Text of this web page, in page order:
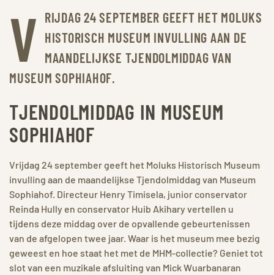
V RIJDAG 24 SEPTEMBER GEEFT HET MOLUKS
HISTORISCH MUSEUM INVULLING AAN DE
MAANDELIJKSE TJENDOLMIDDAG VAN
MUSEUM SOPHIAHOF.
TJENDOLMIDDAG IN MUSEUM
SOPHIAHOF
Vrijdag 24 september geeft het Moluks Historisch Museum
invulling aan de maandelijkse Tjendolmiddag van Museum
Sophiahof. Directeur Henry Timisela, junior conservator
Reinda Hully en conservator Huib Akihary vertellen u
tijdens deze middag over de opvallende gebeurtenissen
van de afgelopen twee jaar. Waar is het museum mee bezig
geweest en hoe staat het met de MHM-collectie? Geniet tot
slot van een muzikale afsluiting van Mick Wuarbanaran